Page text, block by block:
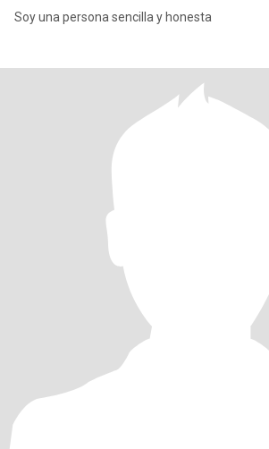
Soy una persona sencilla y honesta